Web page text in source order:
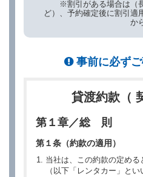
※割引がある場合は（
ど）、予約確定後に割引適
か
事前に必ず
貸渡約款（
第１章／総 則
第１条（約款の適用）
当社は、この約款の定め
（以下「レンタカー」と